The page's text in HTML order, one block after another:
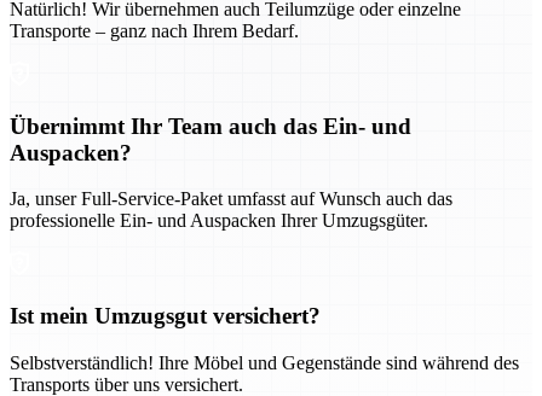
Natürlich! Wir übernehmen auch Teilumzüge oder einzelne
Transporte – ganz nach Ihrem Bedarf.
Übernimmt Ihr Team auch das Ein- und
Auspacken?
Ja, unser Full-Service-Paket umfasst auf Wunsch auch das
professionelle Ein- und Auspacken Ihrer Umzugsgüter.
Ist mein Umzugsgut versichert?
Selbstverständlich! Ihre Möbel und Gegenstände sind während des
Transports über uns versichert.